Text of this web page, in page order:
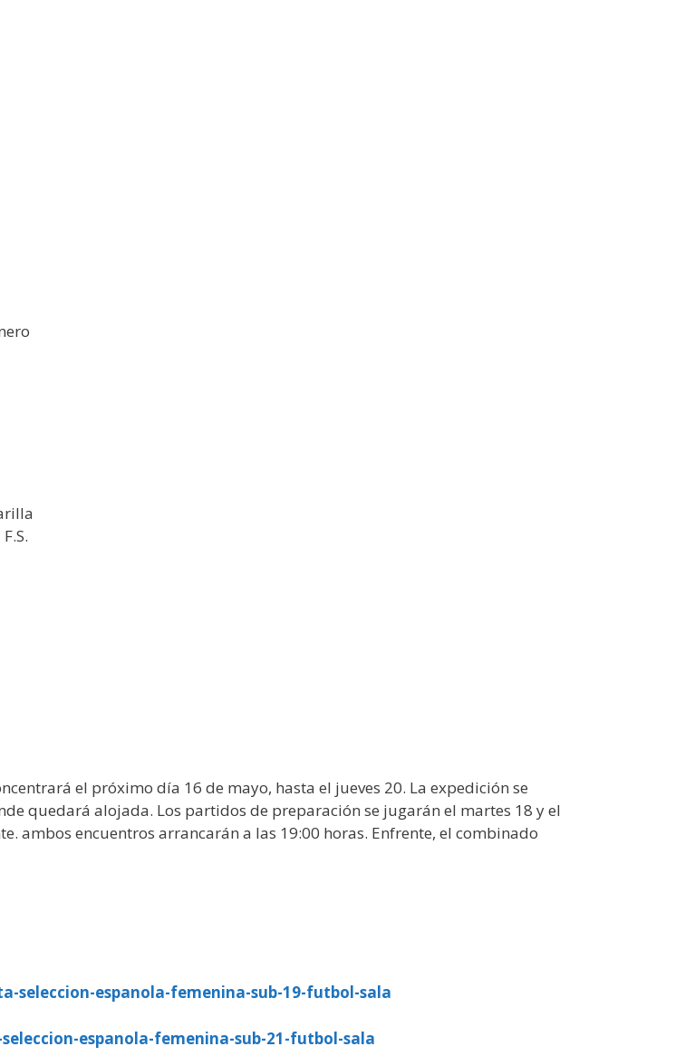
el próximo día 16 de mayo, hasta el jueves 20. La expedición se
quedará alojada. Los partidos de preparación se jugarán el martes 18 y el
ambos encuentros arrancarán a las 19:00 horas. Enfrente, el combinado
espanola-femenina-sub-19-futbol-sala
espanola-femenina-sub-21-futbol-sala